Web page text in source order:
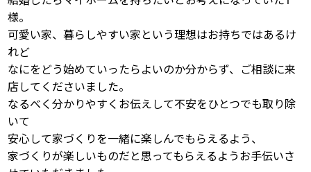
様。
可愛い家、暮らしやすい家という理想はお持ちではあるけ
れど
なにをどう始めていったらよいのか分からず、ご相談に来
店してくださいました。
なるべく分かりやすくお伝えして不安をひとつでも取り除
いて
安心して家づくりを一緒に楽しんでもらえるよう、
家づくりが楽しいものだと思ってもらえるようお手伝いさ